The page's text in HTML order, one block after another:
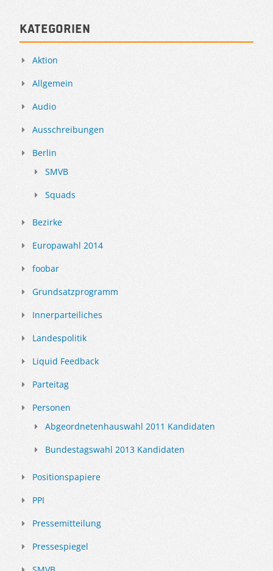
Kategorien
Aktion
Allgemein
Audio
Ausschreibungen
Berlin
SMVB
Squads
Bezirke
Europawahl 2014
foobar
Grundsatzprogramm
Innerparteiliches
Landespolitik
Liquid Feedback
Parteitag
Personen
Abgeordnetenhauswahl 2011 Kandidaten
Bundestagswahl 2013 Kandidaten
Positionspapiere
PPI
Pressemitteilung
Pressespiegel